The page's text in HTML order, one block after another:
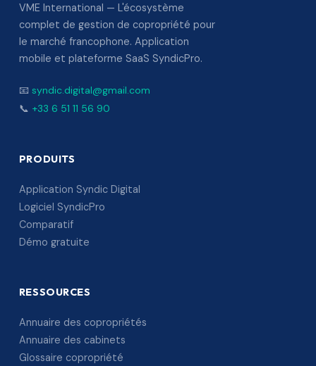
VME International — L'écosystème
complet de gestion de copropriété pour
le marché francophone. Application
mobile et plateforme SaaS SyndicPro.
📧 syndic.digital@gmail.com
📞 +33 6 51 11 56 90
PRODUITS
Application Syndic Digital
Logiciel SyndicPro
Comparatif
Démo gratuite
RESSOURCES
Annuaire des copropriétés
Annuaire des cabinets
Glossaire copropriété